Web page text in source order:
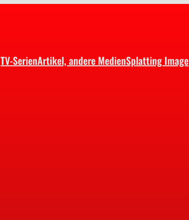
TV-SerienArtikel, andere MedienSplatting Image